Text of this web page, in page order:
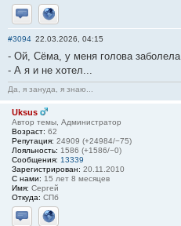
Отправить личное сообщение
Сайт
#3094 22.03.2026, 04:15
- Ой, Сёма, у меня голова заболела.
- А я и не хотел...
Да, я зануда, я знаю...
Uksus
Автор темы, Администратор
Возраст: 62
Репутация: 24909 (+24984/−75)
Лояльность: 1586 (+1586/−0)
Сообщения: 13339
Зарегистрирован: 20.11.2010
С нами: 15 лет 8 месяцев
Имя: Сергей
Откуда: СПб